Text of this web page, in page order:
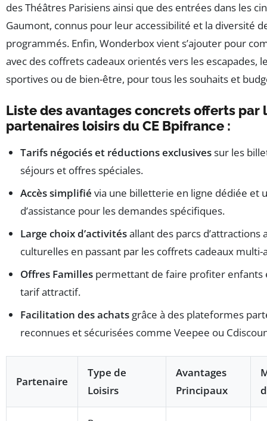
des Théâtres Parisiens ainsi que des entrées dans les
Gaumont, connus pour leur accessibilité et la diversité
programmés. Enfin, Wonderbox vient s’ajouter pour
avec des coffrets cadeaux orientés vers les escapades,
sportives ou de bien-être, pour tous les souhaits et
Liste des avantages concrets offerts par
partenaires loisirs du CE Bpifrance :
Tarifs négociés et réductions exclusivessur les
séjours et offres spéciales.
Accès simplifié via une billetterie en ligne dédiée et
d’assistance pour les demandes spécifiques.
Large choix d’activitésallant des parcs d’attractions
culturelles en passant par les coffrets cadeaux multi-
Offres Familles permettant de faire profiter enfants
tarif attractif.
Facilitation des achats grâce à des plateformes
reconnues et sécurisées comme Veepee ou
Partenaire
Type de
Loisirs
Avantages
Principaux